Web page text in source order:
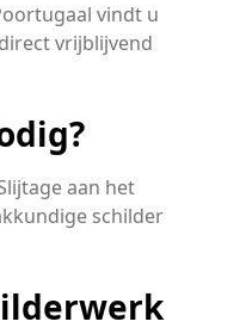
vindt u
vrijblijvend
aan het
schilder